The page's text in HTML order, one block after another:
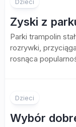
Zyski z
Parki trampolin
rozrywki,
rosnąca
Dzieci
Wybór